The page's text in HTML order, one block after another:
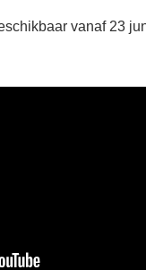
vanaf 23